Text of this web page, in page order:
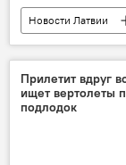
Новости Латвии
Рижский канал
трагедия
Прилетит вдруг
ищет вертолеты
подлодок